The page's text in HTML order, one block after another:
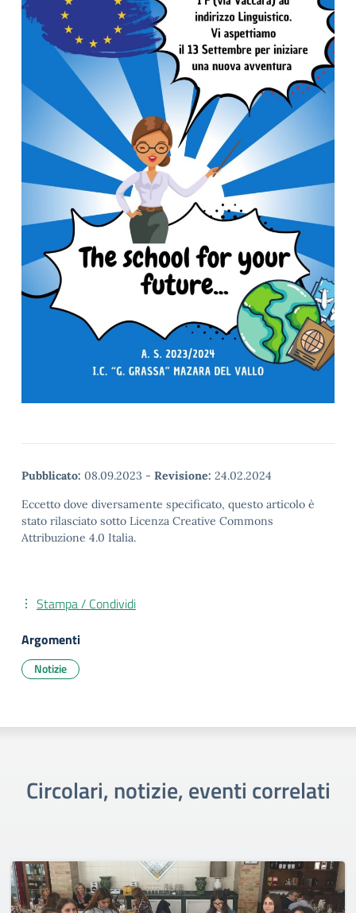
Pubblicato: 08.09.2023 - Revisione: 24.02.2024
Eccetto dove diversamente specificato, questo articolo è
stato rilasciato sotto Licenza Creative Commons
Attribuzione 4.0 Italia.
Stampa / Condividi
Argomenti
Notizie
Circolari, notizie, eventi correlati